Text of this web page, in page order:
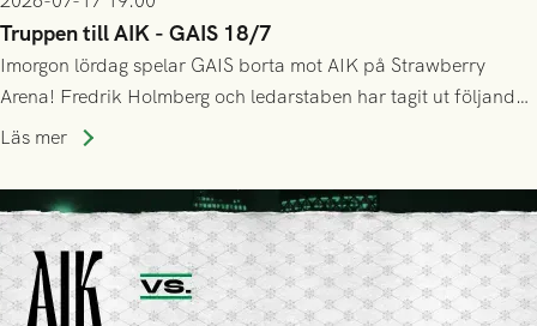
Truppen till AIK - GAIS 18/7
Imorgon lördag spelar GAIS borta mot AIK på Strawberry
Arena! Fredrik Holmberg och ledarstaben har tagit ut följande
trupp till matchen:
Läs mer